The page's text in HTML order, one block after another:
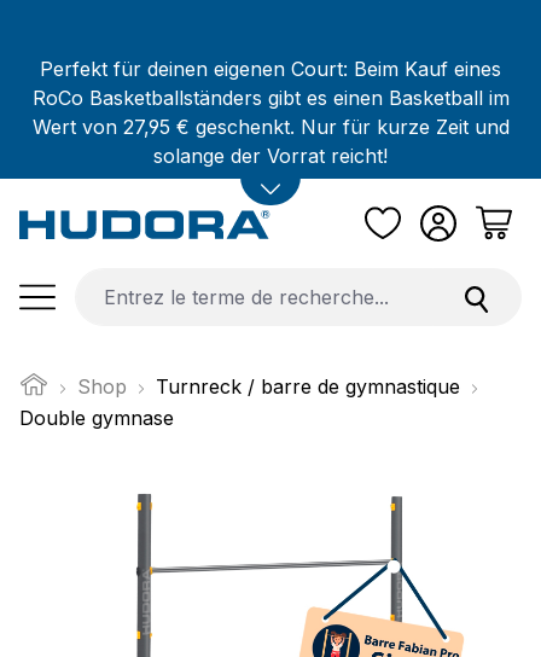
Perfekt für deinen eigenen Court: Beim Kauf eines
RoCo Basketballständers gibt es einen Basketball im
Wert von 27,95 € geschenkt. Nur für kurze Zeit und
solange der Vorrat reicht!
Shop
Turnreck / barre de gymnastique
Double gymnase
Ignorer la galerie d'images